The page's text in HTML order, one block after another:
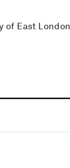
of East London